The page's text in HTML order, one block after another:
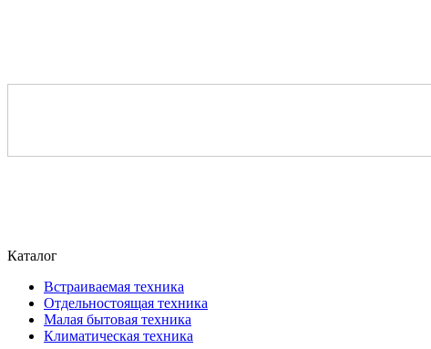
Каталог
Встраиваемая техника
Отдельностоящая техника
Малая бытовая техника
Климатическая техника